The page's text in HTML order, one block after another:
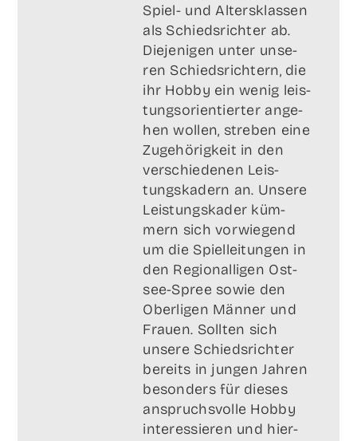
Spiel- und Alters­klas­sen
als Schieds­rich­ter ab.
Die­je­ni­gen unter unse­
ren Schieds­rich­tern, die
ihr Hob­by ein wenig leis­
tungs­ori­en­tier­ter ange­
hen wol­len, stre­ben eine
Zuge­hö­rig­keit in den
ver­schie­de­nen Leis­
tungs­ka­dern an. Unse­re
Leis­tungs­ka­der küm­
mern sich vor­wie­gend
um die Spiel­lei­tun­gen in
den Regio­nal­li­gen Ost­
see-Spree sowie den
Ober­li­gen Män­ner und
Frau­en. Soll­ten sich
unse­re Schieds­rich­ter
bereits in jun­gen Jah­ren
beson­ders für die­ses
anspruchs­vol­le Hob­by
inter­es­sie­ren und hier­